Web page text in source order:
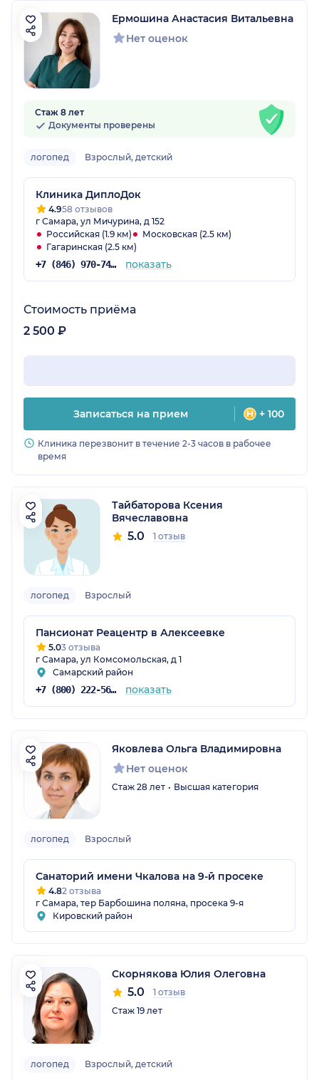
Ермошина Анастасия Витальевна
Нет оценок
Стаж 8 лет
Документы проверены
логопед Взрослый, детский
Клиника ДиплоДок
4.958 отзывов
г Самара, ул Мичурина, д 152
Российская (1.9 км)
Московская (2.5 км)
Гагаринская (2.5 км)
+7 (846) 970-74-32 показать
Стоимость приёма
2 500 ₽
Записаться на прием + 100
Клиника перезвонит в течение 2-3 часов в рабочее
время
Тайбаторова Ксения
Вячеславовна
5.0 1 отзыв
логопед Взрослый
Пансионат Реацентр в Алексеевке
5.03 отзыва
г Самара, ул Комсомольская, д 1
Самарский район
+7 (800) 222-56-09 показать
Яковлева Ольга Владимировна
Нет оценок
Стаж 28 лет Высшая категория
логопед Взрослый
Санаторий имени Чкалова на 9-й просеке
4.82 отзыва
г Самара, тер Барбошина поляна, просека 9-я
Кировский район
Скорнякова Юлия Олеговна
5.0
1 отзыв
Стаж 19 лет
логопед Взрослый, детский